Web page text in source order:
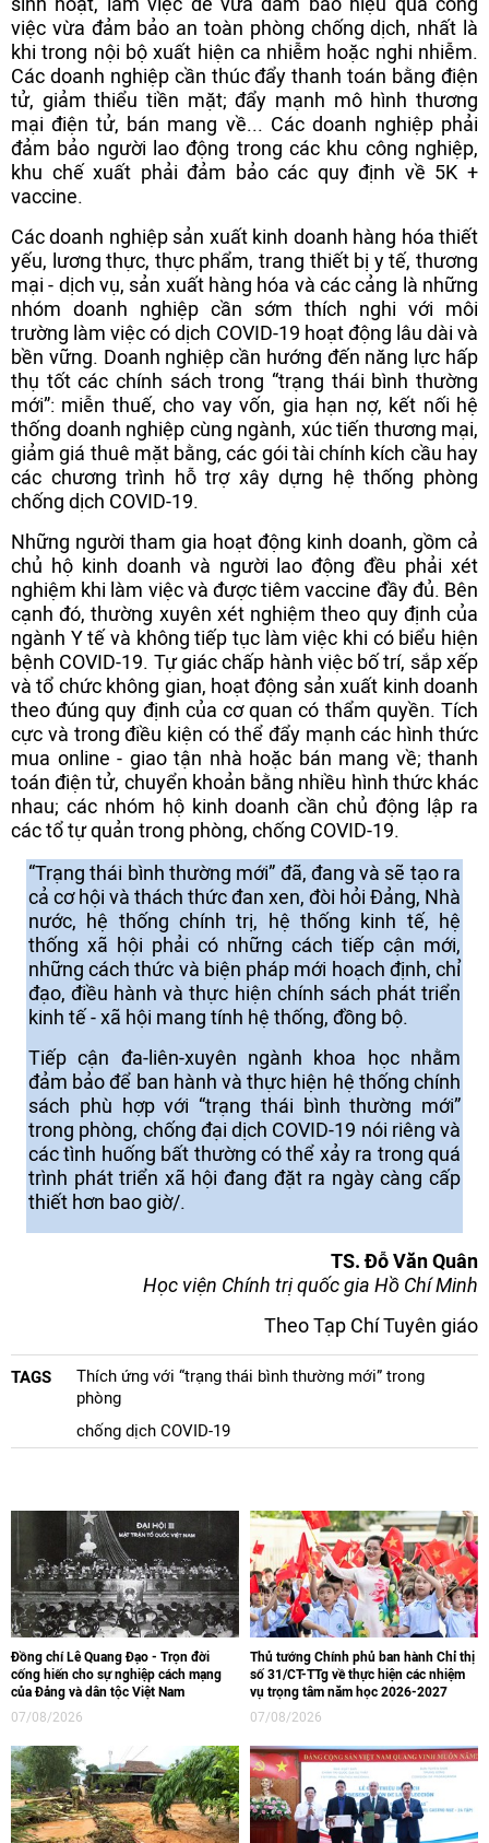
việc vừa đảm bảo an toàn phòng chống dịch, nhất là
khi trong nội bộ xuất hiện ca nhiễm hoặc nghi nhiễm.
Các doanh nghiệp cần thúc đẩy thanh toán bằng điện
tử, giảm thiểu tiền mặt; đẩy mạnh mô hình thương
mại điện tử, bán mang về... Các doanh nghiệp phải
đảm bảo người lao động trong các khu công nghiệp,
khu chế xuất phải đảm bảo các quy định về 5K +
vaccine.
Các doanh nghiệp sản xuất kinh doanh hàng hóa thiết
yếu, lương thực, thực phẩm, trang thiết bị y tế, thương
mại - dịch vụ, sản xuất hàng hóa và các cảng là những
nhóm doanh nghiệp cần sớm thích nghi với môi
trường làm việc có dịch COVID-19 hoạt động lâu dài và
bền vững. Doanh nghiệp cần hướng đến năng lực hấp
thụ tốt các chính sách trong “trạng thái bình thường
mới”: miễn thuế, cho vay vốn, gia hạn nợ, kết nối hệ
thống doanh nghiệp cùng ngành, xúc tiến thương mại,
giảm giá thuê mặt bằng, các gói tài chính kích cầu hay
các chương trình hỗ trợ xây dựng hệ thống phòng
chống dịch COVID-19.
Những người tham gia hoạt động kinh doanh, gồm cả
chủ hộ kinh doanh và người lao động đều phải xét
nghiệm khi làm việc và được tiêm vaccine đầy đủ. Bên
cạnh đó, thường xuyên xét nghiệm theo quy định của
ngành Y tế và không tiếp tục làm việc khi có biểu hiện
bệnh COVID-19. Tự giác chấp hành việc bố trí, sắp xếp
và tổ chức không gian, hoạt động sản xuất kinh doanh
theo đúng quy định của cơ quan có thẩm quyền. Tích
cực và trong điều kiện có thể đẩy mạnh các hình thức
mua online - giao tận nhà hoặc bán mang về; thanh
toán điện tử, chuyển khoản bằng nhiều hình thức khác
nhau; các nhóm hộ kinh doanh cần chủ động lập ra
các tổ tự quản trong phòng, chống COVID-19.
“Trạng thái bình thường mới” đã, đang và sẽ tạo ra
cả cơ hội và thách thức đan xen, đòi hỏi Đảng, Nhà
nước, hệ thống chính trị, hệ thống kinh tế, hệ
thống xã hội phải có những cách tiếp cận mới,
những cách thức và biện pháp mới hoạch định, chỉ
đạo, điều hành và thực hiện chính sách phát triển
kinh tế - xã hội mang tính hệ thống, đồng bộ.
Tiếp cận đa-liên-xuyên ngành khoa học nhằm
đảm bảo để ban hành và thực hiện hệ thống chính
sách phù hợp với “trạng thái bình thường mới”
trong phòng, chống đại dịch COVID-19 nói riêng và
các tình huống bất thường có thể xảy ra trong quá
trình phát triển xã hội đang đặt ra ngày càng cấp
thiết hơn bao giờ/.
TS. Đỗ Văn Quân
Học viện Chính trị quốc gia Hồ Chí Minh
Theo Tạp Chí Tuyên giáo
TAGS
Thích ứng với “trạng thái bình thường mới” trong
phòng
chống dịch COVID-19
Đồng chí Lê Quang Đạo - Trọn đời
cống hiến cho sự nghiệp cách mạng
của Đảng và dân tộc Việt Nam
07/08/2026
Thủ tướng Chính phủ ban hành Chỉ thị
số 31/CT-TTg về thực hiện các nhiệm
vụ trọng tâm năm học 2026-2027
07/08/2026